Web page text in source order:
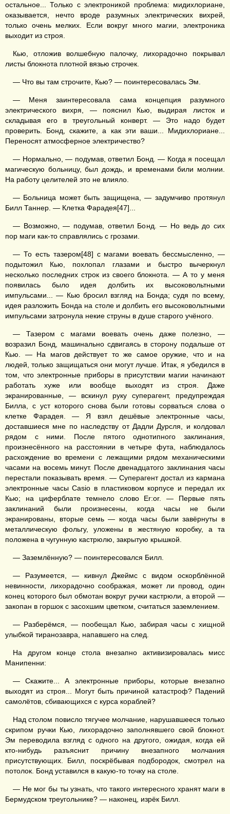
остальное... Только с электроникой проблема: мидихлориане,
оказывается, нечто вроде разумных электрических вихрей,
только очень мелких. Если вокруг много магии, электроника
выходит из строя.
Кью, отложив волшебную палочку, лихорадочно покрывал
листы блокнота плотной вязью строчек.
— Что вы там строчите, Кью? — поинтересовалась Эм.
— Меня заинтересовала сама концепция разумного
электрического вихря, — пояснил Кью, выдирая листок и
складывая его в треугольный конверт. — Это надо будет
проверить. Бонд, скажите, а как эти ваши... Мидихлориане...
Переносят атмосферное электричество?
— Нормально, — подумав, ответил Бонд. — Когда я посещал
магическую больницу, был дождь, и временами били молнии.
На работу целителей это не влияло.
— Больница может быть защищена, — задумчиво протянул
Билл Таннер. — Клетка Фарадея[47]...
— Возможно, — подумав, ответил Бонд. — Но ведь до сих
пор маги как-то справлялись с грозами.
— То есть тазером[48] с магами воевать бессмысленно, —
подытожил Кью, похлопал глазами и быстро вычеркнул
несколько последних строк из своего блокнота. — А то у меня
появилась было идея долбить их высоковольтными
импульсами... — Кью бросил взгляд на Бонда; судя по всему,
идея разложить Бонда на столе и долбить его высоковольтными
импульсами затронула некие струны в душе старого учёного.
— Тазером с магами воевать очень даже полезно, —
возразил Бонд, машинально сдвигаясь в сторону подальше от
Кью. — На магов действует то же самое оружие, что и на
людей, только защищаться они могут лучше. Итак, я убедился в
том, что электронные приборы в присутствии магии начинают
работать хуже или вообще выходят из строя. Даже
экранированные, — вскинул руку суперагент, предупреждая
Билла, с уст которого снова были готовы сорваться слова о
клетке Фарадея. — Я взял дешёвые электронные часы,
доставшиеся мне по наследству от Дадли Дурсля, и колдовал
рядом с ними. После пятого однотипного заклинания,
произнесённого на расстоянии в четыре фута, наблюдалось
расхождение во времени с лежащими рядом механическими
часами на восемь минут. После двенадцатого заклинания часы
перестали показывать время. — Суперагент достал из кармана
электронные часы Casio в пластиковом корпусе и передал их
Кью; на циферблате темнело слово Er:or. — Первые пять
заклинаний были произнесены, когда часы не были
экранированы, вторые семь — когда часы были завёрнуты в
металлическую фольгу, уложены в жестяную коробку, а та
положена в чугунную кастрюлю, закрытую крышкой.
— Заземлённую? — поинтересовался Билл.
— Разумеется, — кивнул Джеймс с видом оскорблённой
невинности, лихорадочно соображая, может ли провод, один
конец которого был обмотан вокруг ручки кастрюли, а второй —
закопан в горшок с засохшим цветком, считаться заземлением.
— Разберёмся, — пообещал Кью, забирая часы с хищной
улыбкой тиранозавра, напавшего на след.
На другом конце стола внезапно активизировалась мисс
Манипенни:
— Скажите... А электронные приборы, которые внезапно
выходят из строя... Могут быть причиной катастроф? Падений
самолётов, сбивающихся с курса кораблей?
Над столом повисло тягучее молчание, нарушавшееся только
скрипом ручки Кью, лихорадочно заполнявшего свой блокнот.
Эм переводила взгляд с одного на другого, ожидая, когда ей
кто-нибудь разъяснит причину внезапного молчания
присутствующих. Билл, поскрёбывая подбородок, смотрел на
потолок. Бонд уставился в какую-то точку на столе.
— Не мог бы ты узнать, что такого интересного хранят маги в
Бермудском треугольнике? — наконец, изрёк Билл.